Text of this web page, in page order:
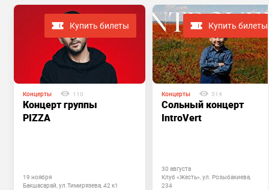
Купить билеты
Концерты 110
Концерт группы
PIZZA
19 ноября
Бакшасарай, ул.Тимирязева, 42 к1
Купить билеты
Концерты 514
Сольный концерт
IntroVert
30 августа
Клуб «Жесть», ул. Розыбакиева,
234